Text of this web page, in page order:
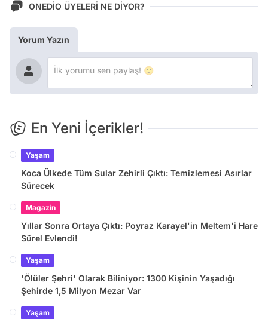
ONEDİO ÜYELERİ NE DİYOR?
Yorum Yazın
En Yeni İçerikler!
Yaşam
Koca Ülkede Tüm Sular Zehirli Çıktı: Temizlemesi Asırlar
Sürecek
Magazin
Yıllar Sonra Ortaya Çıktı: Poyraz Karayel'in Meltem'i Hare
Sürel Evlendi!
Yaşam
'Ölüler Şehri' Olarak Biliniyor: 1300 Kişinin Yaşadığı
Şehirde 1,5 Milyon Mezar Var
Yaşam